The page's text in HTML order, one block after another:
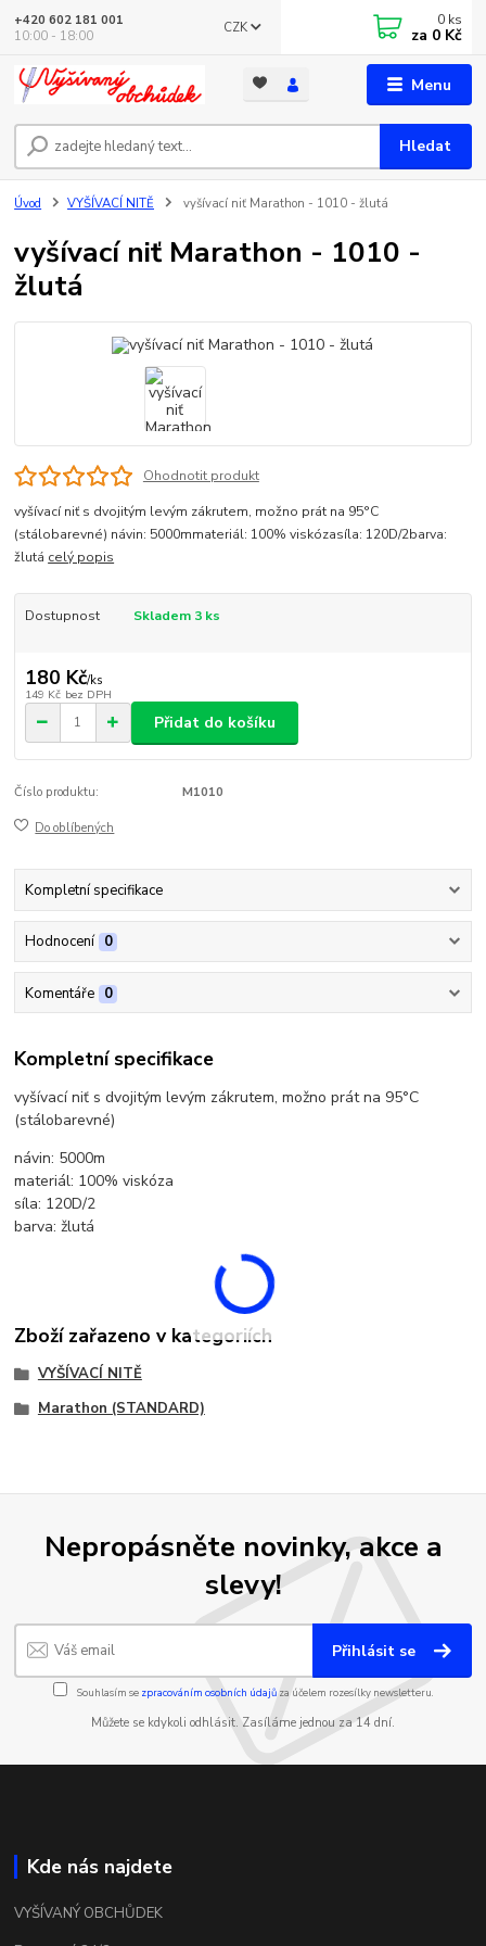
Menu
CZK
Hledat
+420 602 181 001
10:00 - 18:00
0 ks
za 0 Kč
Úvod VYŠÍVACÍ NITĚ vyšívací niť Marathon - 1010 - žlutá
vyšívací niť Marathon - 1010 -
žlutá
Ohodnotit produkt
vyšívací niť s dvojitým levým zákrutem, možno prát na 95°C
(stálobarevné) návin: 5000mmateriál: 100% viskózasíla: 120D/2barva:
žlutá celý popis
Dostupnost Skladem 3 ks
180 Kč/ks
149 Kč bez DPH
Přidat do košíku
Číslo produktu: M1010
Do oblíbených
Kompletní specifikace
Hodnocení 0
Komentáře 0
Kompletní specifikace
vyšívací niť s dvojitým levým zákrutem, možno prát na 95°C
(stálobarevné)
návin: 5000m
materiál: 100% viskóza
síla: 120D/2
barva: žlutá
Zboží zařazeno v kategoriích
VYŠÍVACÍ NITĚ
Marathon (STANDARD)
Nepropásněte novinky, akce a
slevy!
Přihlásit se
Souhlasím se zpracováním osobních údajůza účelem rozesílky newsletteru.
Můžete se kdykoli odhlásit. Zasíláme jednou za 14 dní.
Kde nás najdete
VYŠÍVANÝ OBCHŮDEK